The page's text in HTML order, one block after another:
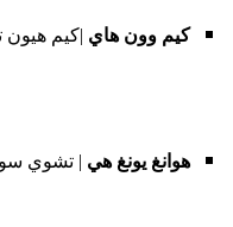
كيم وون هاي |كيم هيون
هوانغ يونغ هي | تشوي